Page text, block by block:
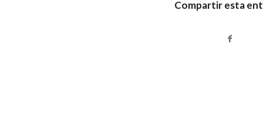
Compartir esta